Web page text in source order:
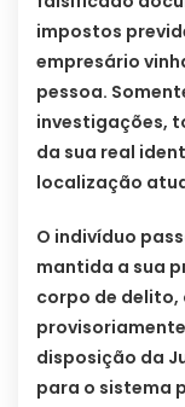
impostos
empresário
pessoa.
investigações,
da sua real
localização
O indivíduo
mantida a sua
corpo de delito,
disposição da
para o sistema